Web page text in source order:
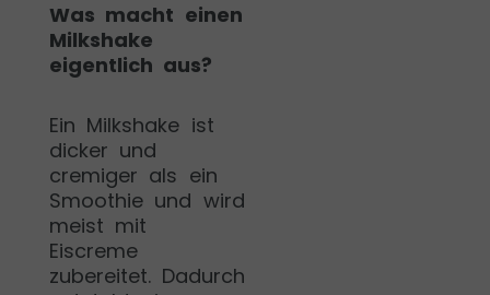
Was macht einen
Milkshake
eigentlich aus?
Ein Milkshake ist
dicker und
cremiger als ein
Smoothie und wird
meist mit
Eiscreme
zubereitet. Dadurch